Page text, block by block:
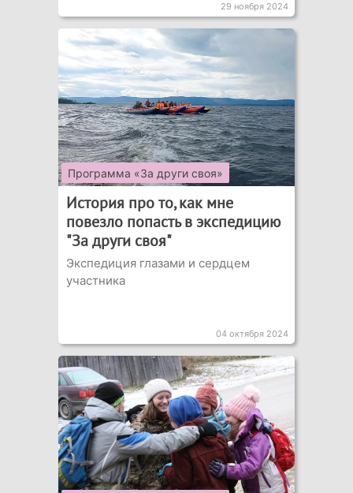
29 ноября 2024
Программа «За други своя»
История про то, как мне
повезло попасть в экспедицию
"За други своя"
Экспедиция глазами и сердцем
участника
04 октября 2024